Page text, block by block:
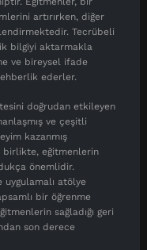
artırırken, diğer
Tecrübeli
bilgiyi aktarmakla
ve bireysel ifade
ederler.
doğrudan etkileyen
ve çeşitli
kazanmış
birlikte, eğitmenlerin
önemlidir.
atölye
bir öğrenme
sağladığı geri
son derece